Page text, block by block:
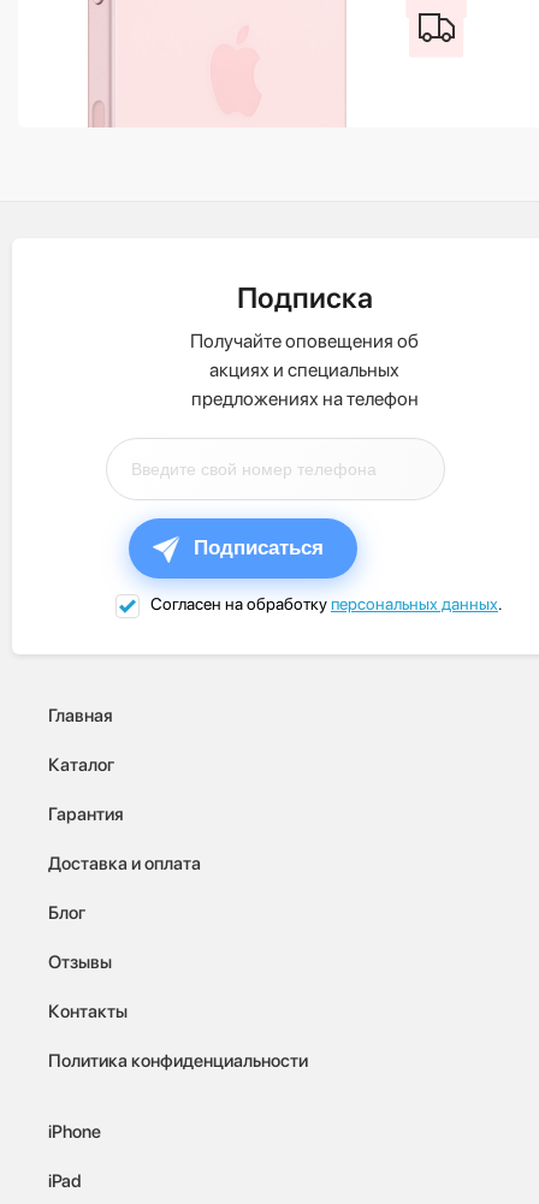
Подписка
Получайте оповещения об
акциях и специальных
предложениях на телефон
Подписаться
Согласен на обработкуперсональных данных.
Главная
Каталог
Гарантия
Доставка и оплата
Блог
Отзывы
Контакты
Политика конфиденциальности
iPhone
iPad